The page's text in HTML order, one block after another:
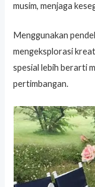
musim, menjaga
Menggunakan
mengeksplorasi
spesial lebih berarti
pertimbangan.